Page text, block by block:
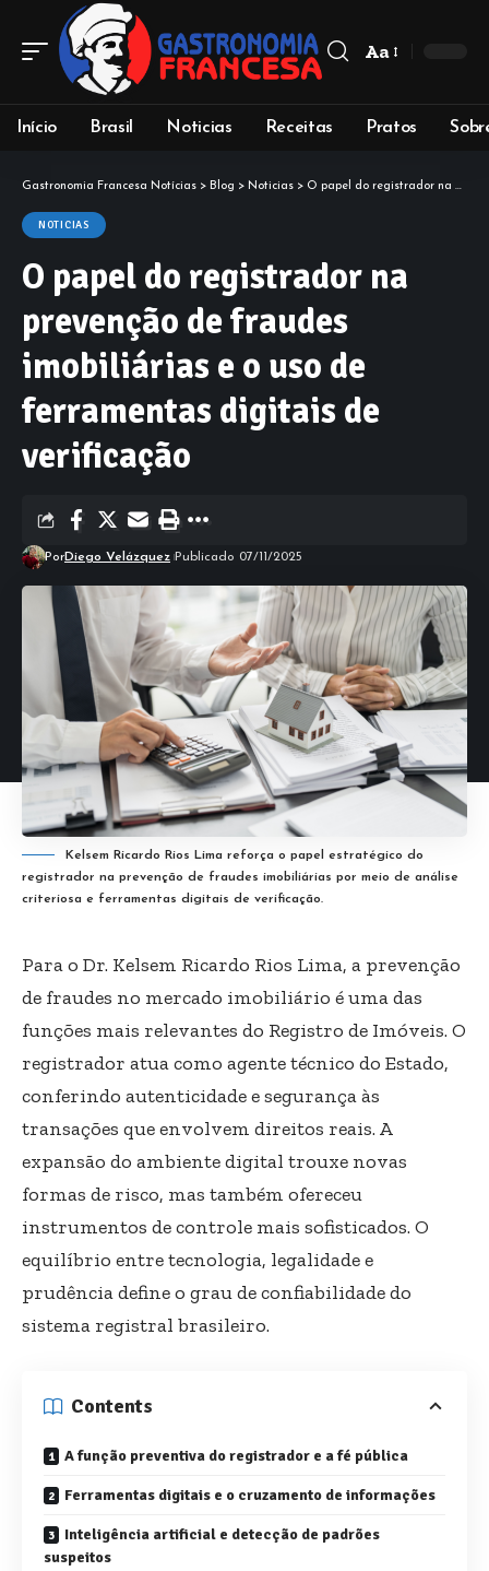
Aa
Início Brasil Noticias Receitas Pratos
Gastronomia Francesa Notícias > Blog > Noticias > O papel do registrador na prevenção de fraudes imobiliárias e o uso de ferramentas digitais de verificação
NOTICIAS
O papel do registrador na
prevenção de fraudes
imobiliárias e o uso de
ferramentas digitais de
verificação
PorDiego Velázquez Publicado 07/11/2025
Kelsem Ricardo Rios Lima reforça o papel estratégico do
registrador na prevenção de fraudes imobiliárias por meio de análise
criteriosa e ferramentas digitais de verificação.
Para o Dr. Kelsem Ricardo Rios Lima, a prevenção
de fraudes no mercado imobiliário é uma das
funções mais relevantes do Registro de Imóveis. O
registrador atua como agente técnico do Estado,
conferindo autenticidade e segurança às
transações que envolvem direitos reais. A
expansão do ambiente digital trouxe novas
formas de risco, mas também ofereceu
instrumentos de controle mais sofisticados. O
equilíbrio entre tecnologia, legalidade e
prudência define o grau de confiabilidade do
sistema registral brasileiro.
Contents
A função preventiva do registrador e a fé pública
Ferramentas digitais e o cruzamento de informações
Inteligência artificial e detecção de padrões
suspeitos